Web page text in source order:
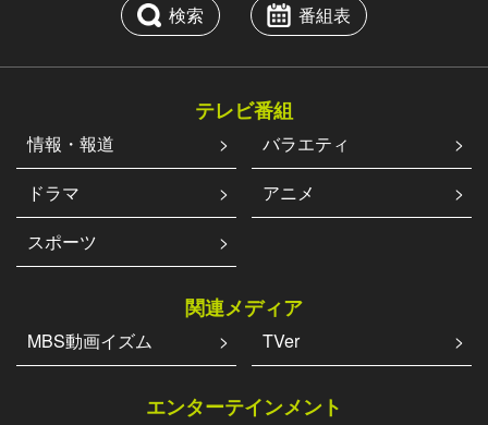
検索 番組表
テレビ番組
情報・報道
バラエティ
ドラマ
アニメ
スポーツ
関連メディア
MBS動画イズム TVer
エンターテインメント